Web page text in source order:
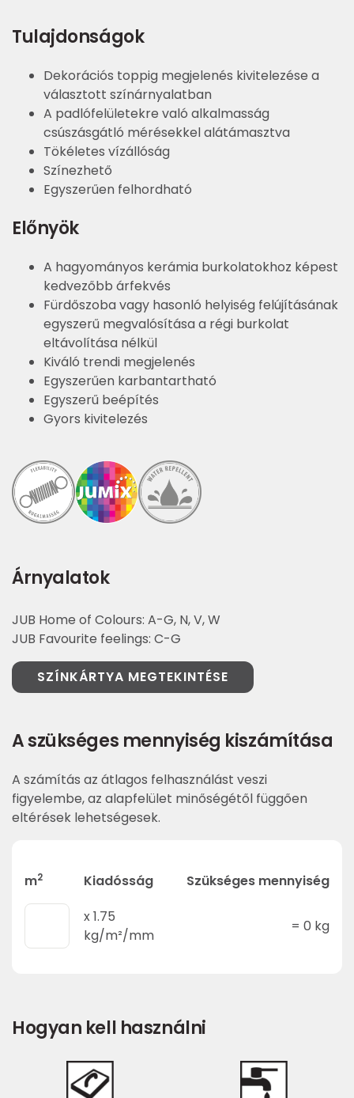
Tulajdonságok
Dekorációs toppig megjelenés kivitelezése a
választott színárnyalatban
A padlófelületekre való alkalmasság
csúszásgátló mérésekkel alátámasztva
Tökéletes vízállóság
Színezhető
Egyszerűen felhordható
Előnyök
A hagyományos kerámia burkolatokhoz képest
kedvezőbb árfekvés
Fürdőszoba vagy hasonló helyiség felújításának
egyszerű megvalósítása a régi burkolat
eltávolítása nélkül
Kiváló trendi megjelenés
Egyszerűen karbantartható
Egyszerű beépítés
Gyors kivitelezés
Árnyalatok
JUB Home of Colours: A-G, N, V, W
JUB Favourite feelings: C-G
SZÍNKÁRTYA MEGTEKINTÉSE
A szükséges mennyiség kiszámítása
A számítás az átlagos felhasználást veszi
figyelembe, az alapfelület minőségétől függően
eltérések lehetségesek.
m2 Kiadósság
Szükséges mennyiség
x1.75
kg/m²/mm
= 0 kg
Hogyan kell használni